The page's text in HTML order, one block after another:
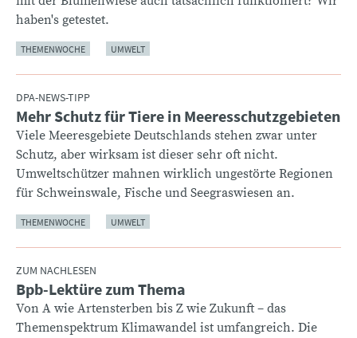
haben's getestet.
THEMENWOCHE UMWELT
DPA-NEWS-TIPP
:Mehr Schutz für Tiere in Meeresschutzgebieten
Viele Meeresgebiete Deutschlands stehen zwar unter
Schutz, aber wirksam ist dieser sehr oft nicht.
Umweltschützer mahnen wirklich ungestörte Regionen
für Schweinswale, Fische und Seegraswiesen an.
THEMENWOCHE UMWELT
ZUM NACHLESEN
:Bpb-Lektüre zum Thema
Von A wie Artensterben bis Z wie Zukunft – das
Themenspektrum Klimawandel ist umfangreich. Die